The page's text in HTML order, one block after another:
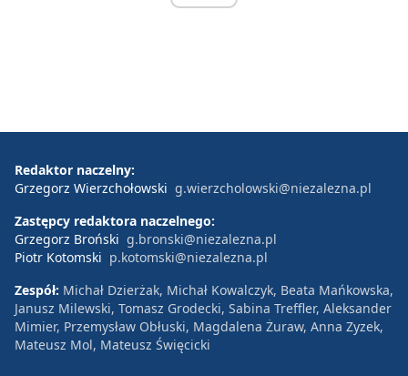
Redaktor naczelny:
Grzegorz Wierzchołowski g.wierzcholowski@niezalezna.pl
Zastępcy redaktora naczelnego:
Grzegorz Broński g.bronski@niezalezna.pl
Piotr Kotomski p.kotomski@niezalezna.pl
Zespół: Michał Dzierżak, Michał Kowalczyk, Beata Mańkowska,
Janusz Milewski, Tomasz Grodecki, Sabina Treffler, Aleksander
Mimier, Przemysław Obłuski, Magdalena Żuraw, Anna Zyzek,
Mateusz Mol, Mateusz Święcicki